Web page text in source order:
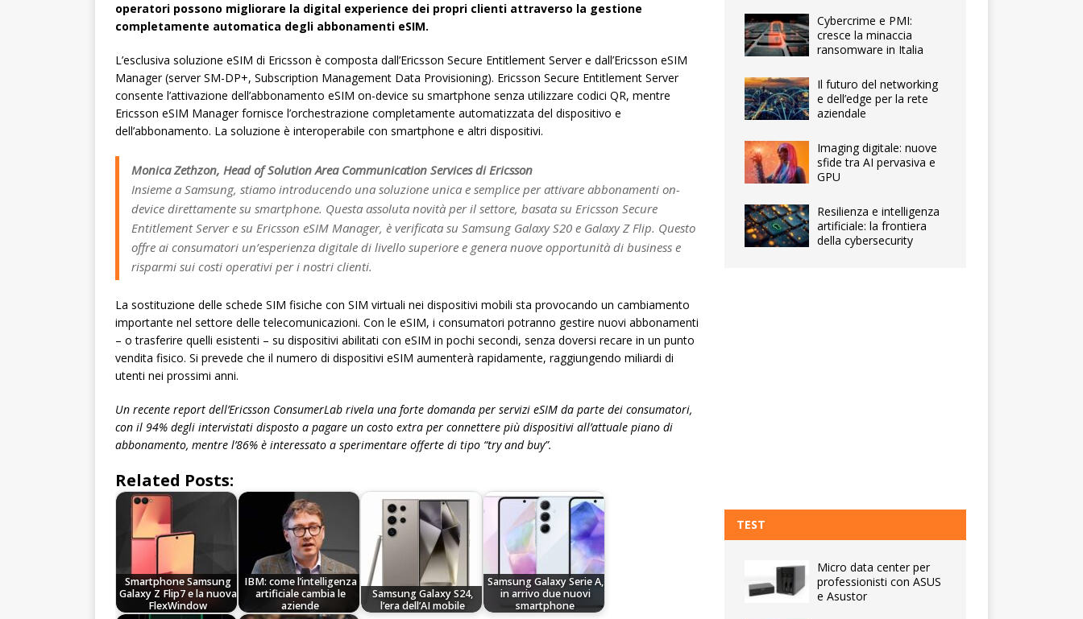
operatori possono migliorare la digital experience dei propri clienti attraverso la gestione
completamente automatica degli abbonamenti eSIM.
L’esclusiva soluzione eSIM di Ericsson è composta dall’Ericsson Secure Entitlement Server e dall’Ericsson eSIM
Manager (server SM-DP+, Subscription Management Data Provisioning). Ericsson Secure Entitlement Server
consente l’attivazione dell’abbonamento eSIM on-device su smartphone senza utilizzare codici QR, mentre
Ericsson eSIM Manager fornisce l’orchestrazione completamente automatizzata del dispositivo e
dell’abbonamento. La soluzione è interoperabile con smartphone e altri dispositivi.
Monica Zethzon, Head of Solution Area Communication Services di Ericsson
Insieme a Samsung, stiamo introducendo una soluzione unica e semplice per attivare abbonamenti on-
device direttamente su smartphone. Questa assoluta novità per il settore, basata su Ericsson Secure
Entitlement Server e su Ericsson eSIM Manager, è verificata su Samsung Galaxy S20 e Galaxy Z Flip. Questo
offre ai consumatori un’esperienza digitale di livello superiore e genera nuove opportunità di business e
risparmi sui costi operativi per i nostri clienti.
La sostituzione delle schede SIM fisiche con SIM virtuali nei dispositivi mobili sta provocando un cambiamento
importante nel settore delle telecomunicazioni. Con le eSIM, i consumatori potranno gestire nuovi abbonamenti
– o trasferire quelli esistenti – su dispositivi abilitati con eSIM in pochi secondi, senza doversi recare in un punto
vendita fisico. Si prevede che il numero di dispositivi eSIM aumenterà rapidamente, raggiungendo miliardi di
utenti nei prossimi anni.
Un recente report dell’Ericsson ConsumerLab rivela una forte domanda per servizi eSIM da parte dei consumatori,
con il 94% degli intervistati disposto a pagare un costo extra per connettere più dispositivi all’attuale piano di
abbonamento, mentre l’86% è interessato a sperimentare offerte di tipo “try and buy”.
Related Posts:
Smartphone Samsung
Galaxy Z Flip7 e la nuova
FlexWindow
IBM: come l’intelligenza
artificiale cambia le
aziende
Samsung Galaxy S24,
l’era dell’AI mobile
Samsung Galaxy Serie A,
in arrivo due nuovi
smartphone
Cybercrime e PMI:
cresce la minaccia
ransomware in Italia
Il futuro del networking
e dell’edge per la rete
aziendale
Imaging digitale: nuove
sfide tra AI pervasiva e
GPU
Resilienza e intelligenza
artificiale: la frontiera
della cybersecurity
TEST
Micro data center per
professionisti con ASUS
e Asustor